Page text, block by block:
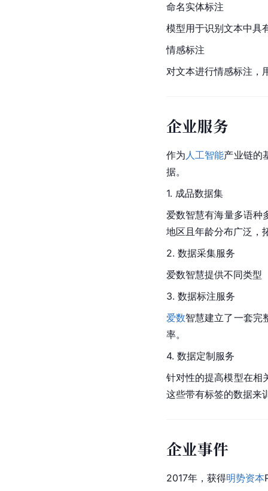
命名实体标注
模型用于识别文本中具
情感标注
对文本进行情感标注，
企业服务
作为人工智能产业链的
据。
1. 成品数据集
爱数智慧有海量多语种
地区且年龄分布广泛，
2. 数据采集服务
爱数智慧提供不同类型
3. 数据标注服务
爱数智慧建立了一套完
率。
4. 数据定制服务
针对性的提高模型在相
这些带有标签的数据来
企业事件
2017年，获得明势资本